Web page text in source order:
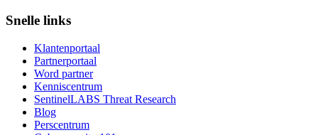
Snelle links
Klantenportaal
Partnerportaal
Word partner
Kenniscentrum
SentinelLABS Threat Research
Blog
Perscentrum